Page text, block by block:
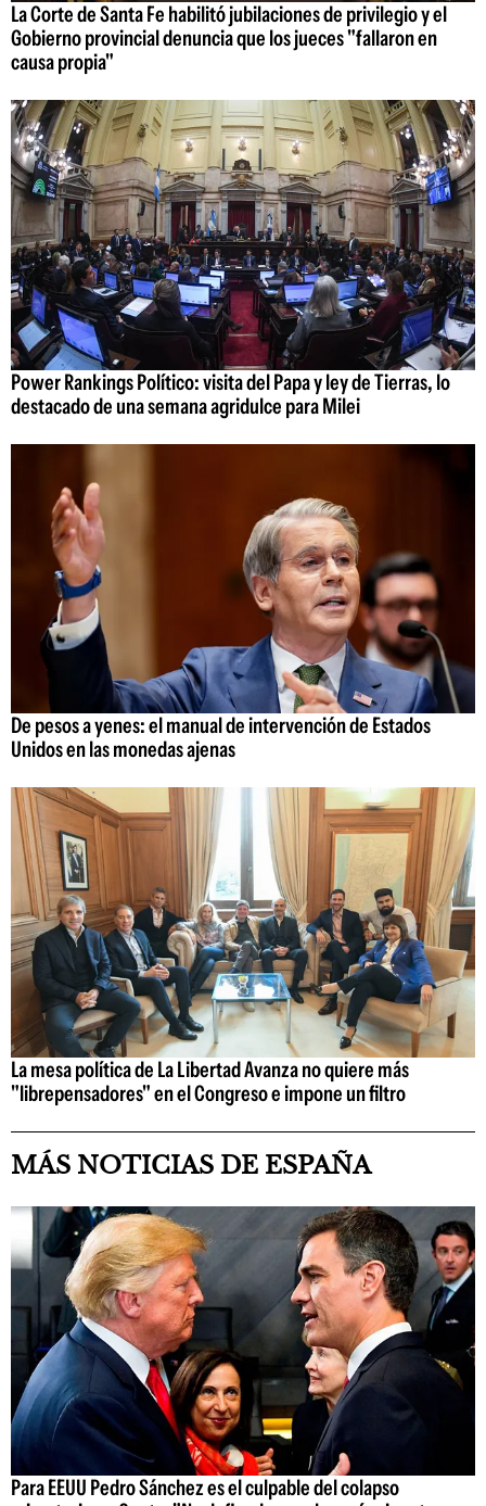
La Corte de Santa Fe habilitó jubilaciones de privilegio y el
Gobierno provincial denuncia que los jueces "fallaron en
causa propia"
Power Rankings Político: visita del Papa y ley de Tierras, lo
destacado de una semana agridulce para Milei
De pesos a yenes: el manual de intervención de Estados
Unidos en las monedas ajenas
La mesa política de La Libertad Avanza no quiere más
"librepensadores" en el Congreso e impone un filtro
MÁS NOTICIAS DE ESPAÑA
Para EEUU Pedro Sánchez es el culpable del colapso